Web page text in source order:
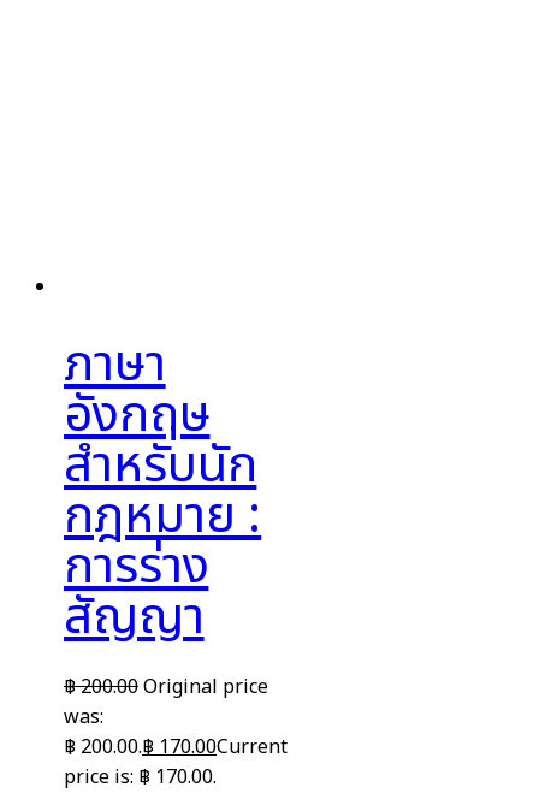
ภาษา
อังกฤษ
สำหรับนัก
กฎหมาย :
การร่าง
สัญญา
฿200.00Original price
was:
฿ 200.00.฿ 170.00Current
price is: ฿ 170.00.